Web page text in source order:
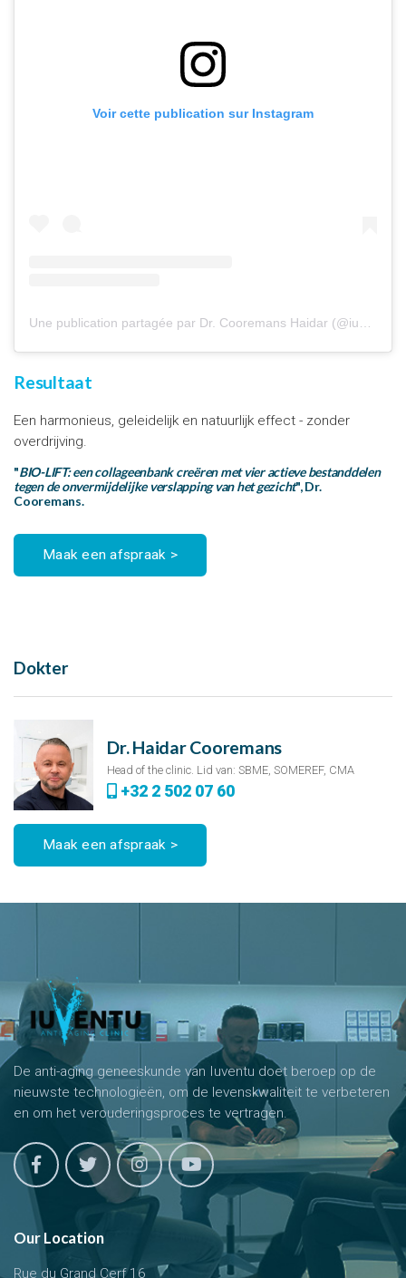
Voir cette publication sur Instagram
Resultaat
Een harmonieus, geleidelijk en natuurlijk effect - zonder
overdrijving.
"BIO-LIFT: een collageenbank creëren met vier actieve bestanddelen
tegen de onvermijdelijke verslapping van het gezicht", Dr.
Cooremans.
Maak een afspraak >
Dokter
Dr. Haidar Cooremans
Head of the clinic. Lid van: SBME, SOMEREF, CMA
+32 2 502 07 60
Maak een afspraak >
De anti-aging geneeskunde van Iuventu doet beroep op de
nieuwste technologieën, om de levenskwaliteit te verbeteren
en om het verouderingsproces te vertragen.
Our Location
Rue du Grand Cerf 16